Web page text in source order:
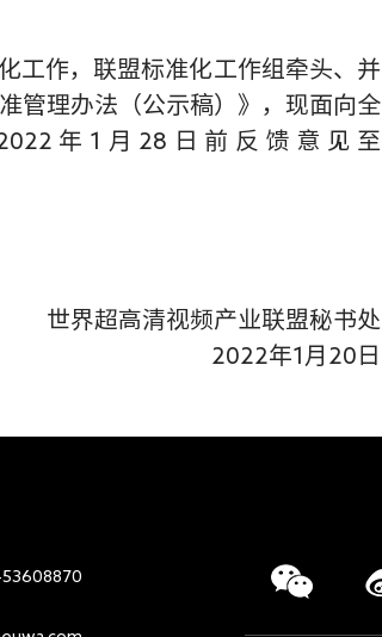
作，联盟标准化工作组牵头、并
管理办法（公示稿）》，现面向全
年1月28日前反馈意见至
视频产业联盟秘书处
年1月20日